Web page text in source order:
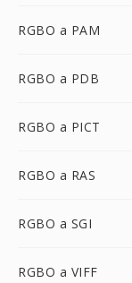
RGBO a PAM
RGBO a PDB
RGBO a PICT
RGBO a RAS
RGBO a SGI
RGBO a VIFF